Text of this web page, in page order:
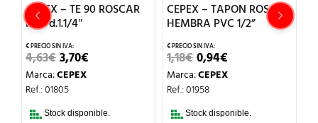
CEPEX – TE 90 ROSCAR
PVC d.1.1/4″
4,63€EL
PRECIO
ORIGINAL
ERA:
3,70€
Marca:CEPEX
Ref.: 01805
Stock disponible.
CEPEX – TAPON ROSCA
HEMBRA PVC 1/2”
1,18€EL
PRECIO
ORIGINAL
ERA:
0,94€PRECIO
ACTUAL
Marca:CEPEX
Ref.: 01958
Stock disponible.